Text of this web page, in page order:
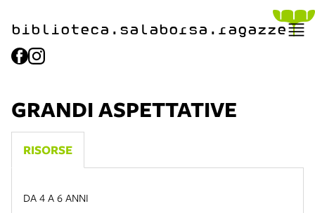
biblioteca.​salaborsa.ragazze
GRANDI ASPETTATIVE
RISORSE
DA 4 A 6 ANNI